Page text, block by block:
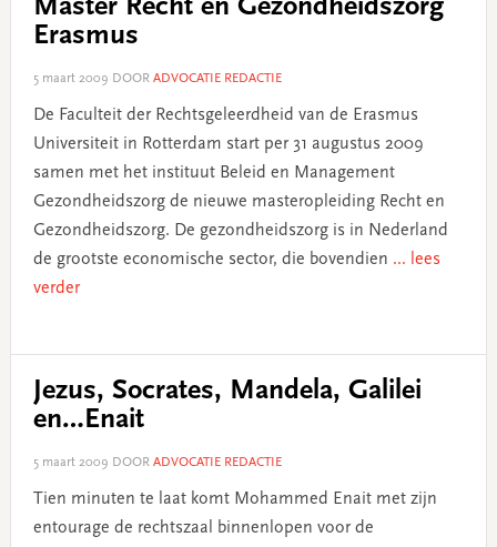
Master Recht en Gezondheidszorg
Erasmus
5 maart 2009 DOOR ADVOCATIE REDACTIE
De Faculteit der Rechtsgeleerdheid van de Erasmus
Universiteit in Rotterdam start per 31 augustus 2009
samen met het instituut Beleid en Management
Gezondheidszorg de nieuwe masteropleiding Recht en
Gezondheidszorg. De gezondheidszorg is in Nederland
de grootste economische sector, die bovendien ... lees
verder
Jezus, Socrates, Mandela, Galilei
en…Enait
5 maart 2009 DOOR ADVOCATIE REDACTIE
Tien minuten te laat komt Mohammed Enait met zijn
entourage de rechtszaal binnenlopen voor de